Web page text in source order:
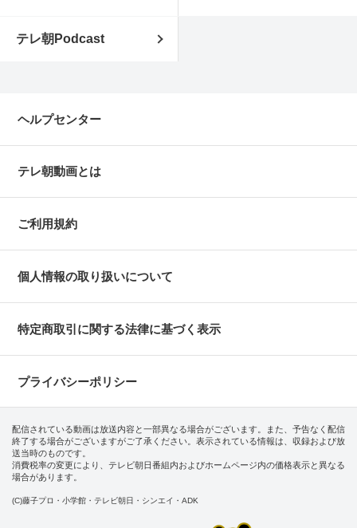
テレ朝Podcast
ヘルプセンター
テレ朝動画とは
ご利用規約
個人情報の取り扱いについて
特定商取引に関する法律に基づく表示
プライバシーポリシー
配信されている動画は放送内容と一部異なる場合がございます。また、予告なく配信
終了する場合がございますがご了承ください。表示されている情報は、収録および放
送当時のものです。
消費税率の変更により、テレビ朝日番組内およびホームページ内の価格表示と異なる
場合があります。
(C)藤子プロ・小学館・テレビ朝日・シンエイ・ADK